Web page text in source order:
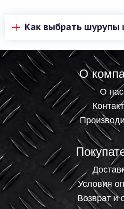
Как выбрать шурупы
"шплинтовыми
крепежные элементы,
строительстве для
деревянных конструкций.
Вот несколько важных
следует учитывать при
Размер и форма: Размеры
шпилек зависят от
зависимости от
могут выдерживать
форма шпильки может
например, шпильки могут
О
О нас
Условия
Возврат и